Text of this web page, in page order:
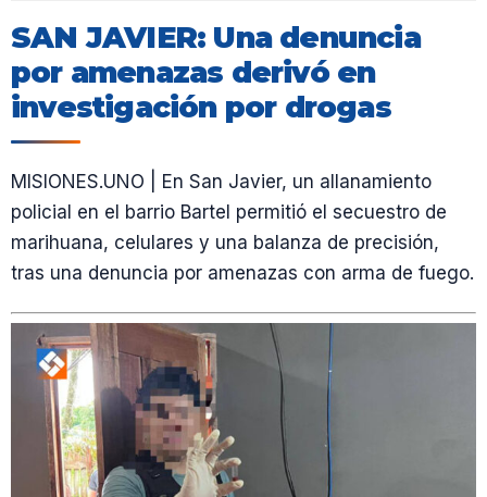
SAN JAVIER: Una denuncia
por amenazas derivó en
investigación por drogas
MISIONES.UNO | En San Javier, un allanamiento
policial en el barrio Bartel permitió el secuestro de
marihuana, celulares y una balanza de precisión,
tras una denuncia por amenazas con arma de fuego.